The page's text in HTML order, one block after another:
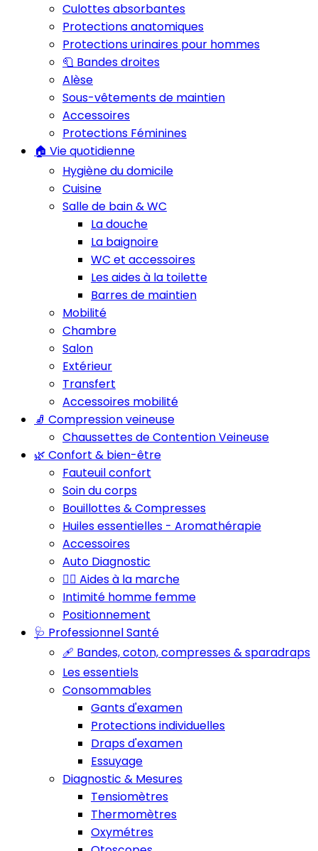
Culottes absorbantes
Protections anatomiques
Protections urinaires pour hommes
🧻 Bandes droites
Alèse
Sous-vêtements de maintien
Accessoires
Protections Féminines
🏠 Vie quotidienne
Hygiène du domicile
Cuisine
Salle de bain & WC
La douche
La baignoire
WC et accessoires
Les aides à la toilette
Barres de maintien
Mobilité
Chambre
Salon
Extérieur
Transfert
Accessoires mobilité
🧦 Compression veineuse
Chaussettes de Contention Veineuse
🌿 Confort & bien-être
Fauteuil confort
Soin du corps
Bouillottes & Compresses
Huiles essentielles - Aromathérapie
Accessoires
Auto Diagnostic
🚶‍♂️ Aides à la marche
Intimité homme femme
Positionnement
🩺 Professionnel Santé
🩹 Bandes, coton, compresses & sparadraps
Les essentiels
Consommables
Gants d'examen
Protections individuelles
Draps d'examen
Essuyage
Diagnostic & Mesures
Tensiomètres
Thermomètres
Oxymétres